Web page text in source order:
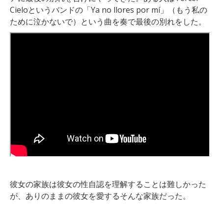
Cieloというバンドの「Ya no llores por mí」（もう私の
ために泣かないで）という曲を奏で最後の別れをした。
彼女の家族は彼女の性自認を理解することは難しかった
が、ありのままの彼女を愛するそんな家族だった。